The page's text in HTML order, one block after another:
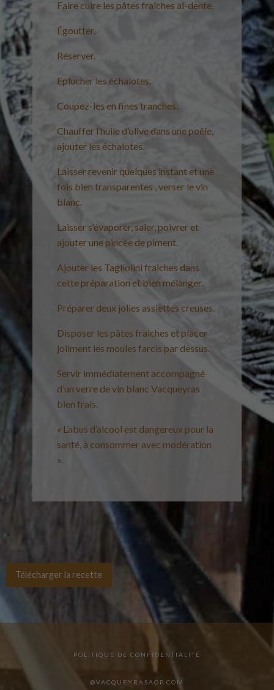
Faire cuire les pâtes fraîches al-dente.
Égoutter.
Réserver.
Eplucher les échalotes.
Coupez-les en fines tranches.
Chauffer l’huile d’olive dans une poêle,
ajouter les échalotes.
Laisser revenir quelques instant et une
fois bien transparentes , verser le vin
blanc.
Laisser s’évaporer, saler, poivrer et
ajouter une pincée de piment.
Ajouter les Tagliolini fraiches dans
cette préparation et bien mélanger.
Préparer deux jolies assiettes creuses.
Disposer les pâtes fraiches et placer
joliment les moules farcis par dessus.
Servir immédiatement accompagné
d’un verre de vin blanc Vacqueyras
bien frais.
« L’abus d’alcool est dangereux pour la
santé, à consommer avec modération
».
Télécharger la recette
POLITIQUE DE CONFIDENTIALITÉ
@VACQUEYRASAOP.COM